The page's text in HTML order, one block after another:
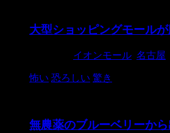
大型ショッピングモール
イオンモール 名古屋
怖い 恐ろしい 驚き
無農薬のブルーベリーか